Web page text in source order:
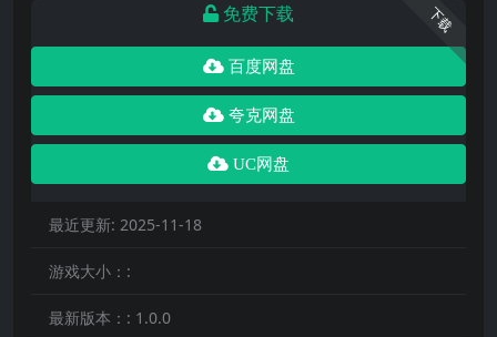
下载
免费下载
百度网盘
夸克网盘
UC网盘
最近更新: 2025-11-18
游戏大小：:
最新版本：: 1.0.0